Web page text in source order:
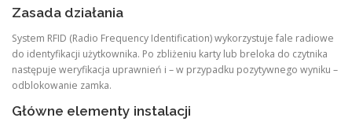
Zasada działania
System RFID (Radio Frequency Identification) wykorzystuje fale radiowe
do identyfikacji użytkownika. Po zbliżeniu karty lub breloka do czytnika
następuje weryfikacja uprawnień i – w przypadku pozytywnego wyniku –
odblokowanie zamka.
Główne elementy instalacji